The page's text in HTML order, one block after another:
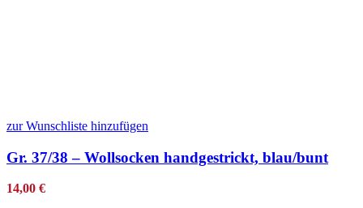
zur Wunschliste hinzufügen
Gr. 37/38 – Wollsocken handgestrickt, blau/bunt
14,00 €